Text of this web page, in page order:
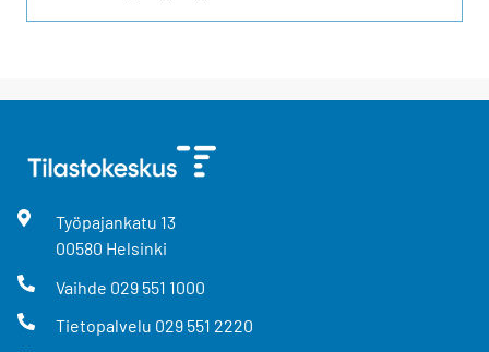
Työpajankatu 13
00580 Helsinki
Vaihde 029 551 1000
Tietopalvelu 029 551 2220